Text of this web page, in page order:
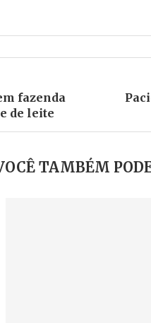
fazenda
de leite
TAMBÉM